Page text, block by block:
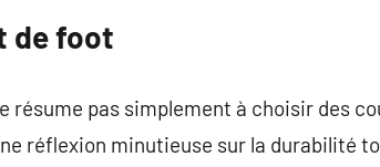
de foot
pas simplement à choisir des
réflexion minutieuse sur la durabilité